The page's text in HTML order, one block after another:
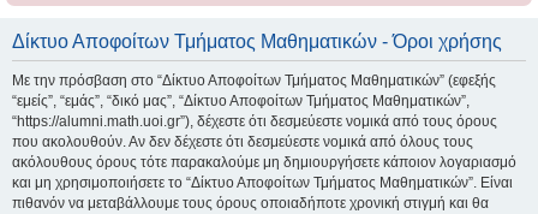
σ
Δίκτυο Αποφοίτων Τμήματος Μαθηματικών - Όροι χρήσης
Με την πρόσβαση στο “Δίκτυο Αποφοίτων Τμήματος Μαθηματικών” (εφεξής
“εμείς”, “εμάς”, “δικό μας”, “Δίκτυο Αποφοίτων Τμήματος Μαθηματικών”,
“https://alumni.math.uoi.gr”), δέχεστε ότι δεσμεύεστε νομικά από τους όρους
που ακολουθούν. Αν δεν δέχεστε ότι δεσμεύεστε νομικά από όλους τους
ακόλουθους όρους τότε παρακαλούμε μη δημιουργήσετε κάποιον λογαριασμό
και μη χρησιμοποιήσετε το “Δίκτυο Αποφοίτων Τμήματος Μαθηματικών”. Είναι
πιθανόν να μεταβάλλουμε τους όρους οποιαδήποτε χρονική στιγμή και θα